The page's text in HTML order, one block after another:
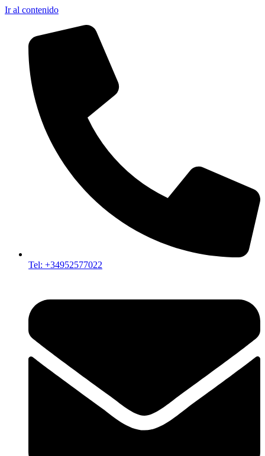
Ir al contenido
Tel: +34952577022